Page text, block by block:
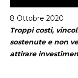
8 Ottobre 2020
Troppi costi,
sostenute e non
attirare